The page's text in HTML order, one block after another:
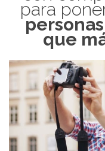
para
que